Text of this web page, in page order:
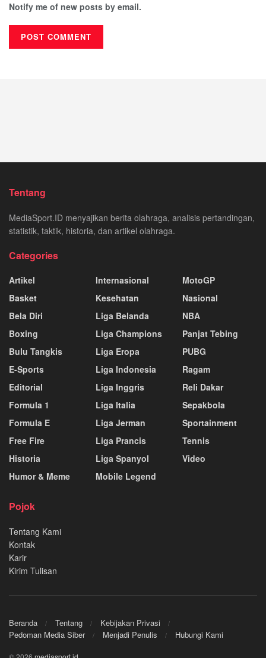
Notify me of new posts by email.
Tentang
MediaSport.ID menyajikan berita olahraga, analisis pertandingan,
statistik, taktik, historia, dan artikel olahraga.
Categories
Artikel
Basket
Bela Diri
Boxing
Bulu Tangkis
E-Sports
Editorial
Formula 1
Formula E
Free Fire
Historia
Humor & Meme
Internasional
Kesehatan
Liga Belanda
Liga Champions
Liga Eropa
Liga Indonesia
Liga Inggris
Liga Italia
Liga Jerman
Liga Prancis
Liga Spanyol
Mobile Legend
MotoGP
Nasional
NBA
Panjat Tebing
PUBG
Ragam
Reli Dakar
Sepakbola
Sportainment
Tennis
Video
Pojok
Tentang Kami
Kontak
Karir
Kirim Tulisan
Beranda Tentang
Kebijakan Privasi
Pedoman Media Siber
Menjadi Penulis Hubungi Kami